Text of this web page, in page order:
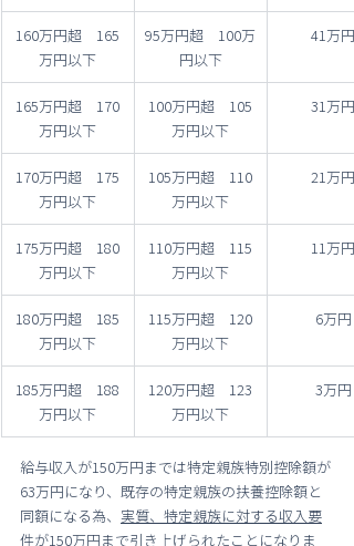
160万円超　165
万円以下
95万円超　100万
円以下
41万円
165万円超　170
万円以下
100万円超　105
万円以下
31万円
170万円超　175
万円以下
105万円超　110
万円以下
21万円
175万円超　180
万円以下
110万円超　115
万円以下
11万円
180万円超　185
万円以下
115万円超　120
万円以下
6万円
185万円超　188
万円以下
120万円超　123
万円以下
3万円
給与収入が150万円までは特定親族特別控除額が
63万円になり、既存の特定親族の扶養控除額と
同額になる為、 実質、特定親族に対する収入要
件が150万円まで引き上げられたことになりま